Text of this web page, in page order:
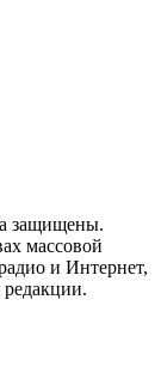
защищены.
массовой
и Интернет,